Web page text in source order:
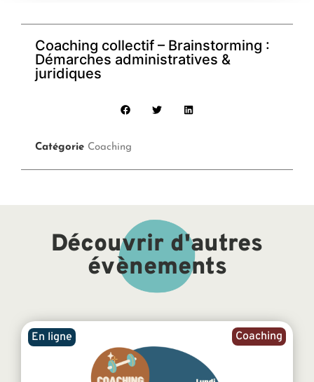
Coaching collectif – Brainstorming :
Démarches administratives &
juridiques
Catégorie Coaching
Découvrir d'autres
évènements
Coaching
En ligne